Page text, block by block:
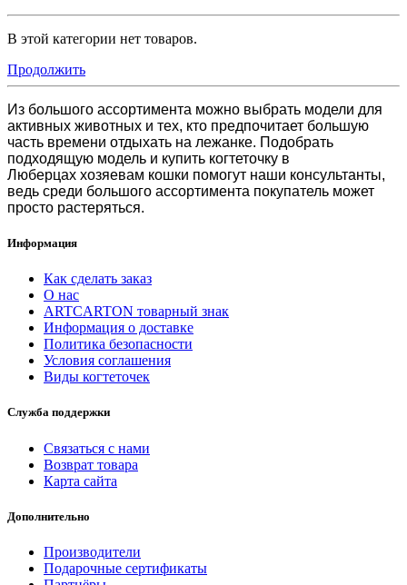
В этой категории нет товаров.
Продолжить
Из большого ассортимента можно выбрать модели для
активных животных и тех, кто предпочитает большую
часть времени отдыхать на лежанке. Подобрать
подходящую модель и купить когтеточку в
Люберцах хозяевам кошки помогут наши консультанты,
ведь среди большого ассортимента покупатель может
просто растеряться.
Информация
Как сделать заказ
О нас
ARTCARTON товарный знак
Информация о доставке
Политика безопасности
Условия соглашения
Виды когтеточек
Служба поддержки
Связаться с нами
Возврат товара
Карта сайта
Дополнительно
Производители
Подарочные сертификаты